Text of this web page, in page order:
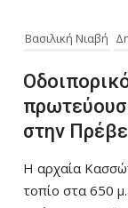
Βασιλική Νιαβή
στην
Η αρχαία
τοπίο στα 650